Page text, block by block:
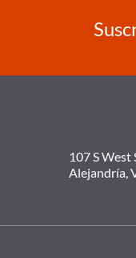
107 S West
Alejandría,